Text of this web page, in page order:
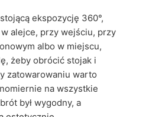
ekspozycję 360°,
alejce, przy wejściu, przy
albo w miejscu,
żeby obrócić stojak i
zatowarowaniu warto
na wszystkie
był wygodny, a